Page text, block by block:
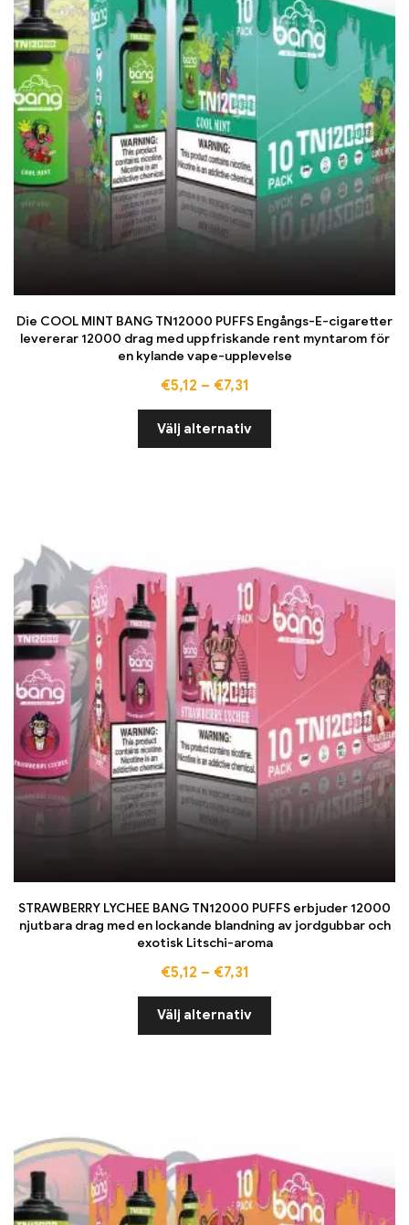
Die COOL MINT BANG TN12000 PUFFS Engångs-E-cigaretter
levererar 12000 drag med uppfriskande rent myntarom för
en kylande vape-upplevelse
€5,12 – €7,31
Välj alternativ
STRAWBERRY LYCHEE BANG TN12000 PUFFS erbjuder 12000
njutbara drag med en lockande blandning av jordgubbar och
exotisk Litschi-aroma
€5,12 – €7,31
Välj alternativ